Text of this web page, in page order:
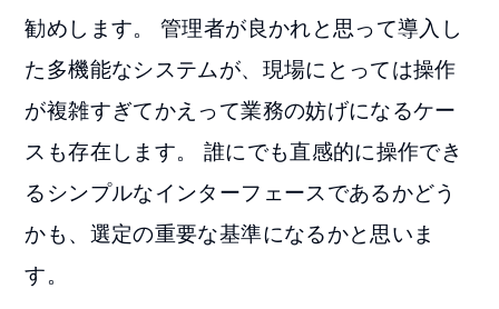
勧めします。 管理者が良かれと思って導入し
た多機能なシステムが、現場にとっては操作
が複雑すぎてかえって業務の妨げになるケー
スも存在します。 誰にでも直感的に操作でき
るシンプルなインターフェースであるかどう
かも、選定の重要な基準になるかと思いま
す。